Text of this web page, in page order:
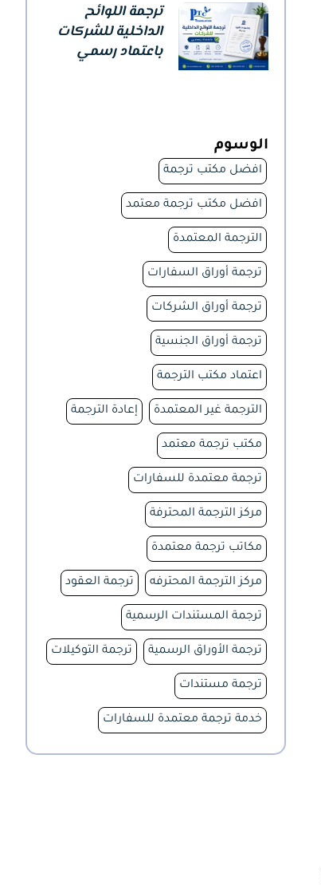
ترجمة اللوائح
الداخلية للشركات
باعتماد رسمي
الوسوم
افضل مكتب ترجمة
افضل مكتب ترجمة معتمد
الترجمة المعتمدة
ترجمة أوراق السفارات
ترجمة أوراق الشركات
ترجمة أوراق الجنسية
اعتماد مكتب الترجمة
الترجمة غير المعتمدة إعادة الترجمة
مكتب ترجمة معتمد
ترجمة معتمدة للسفارات
مركز الترجمة المحترفة
مكاتب ترجمة معتمدة
مركز الترجمة المحترفه ترجمة العقود
ترجمة المستندات الرسمية
ترجمة الأوراق الرسمية ترجمة التوكيلات
ترجمة مستندات
خدمة ترجمة معتمدة للسفارات